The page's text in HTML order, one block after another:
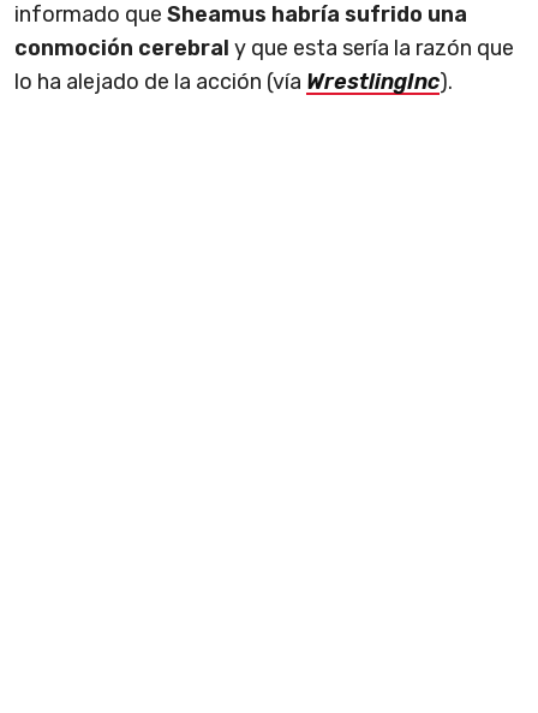
informado que Sheamus habría sufrido una
conmoción cerebral y que esta sería la razón que
lo ha alejado de la acción (vía WrestlingInc).